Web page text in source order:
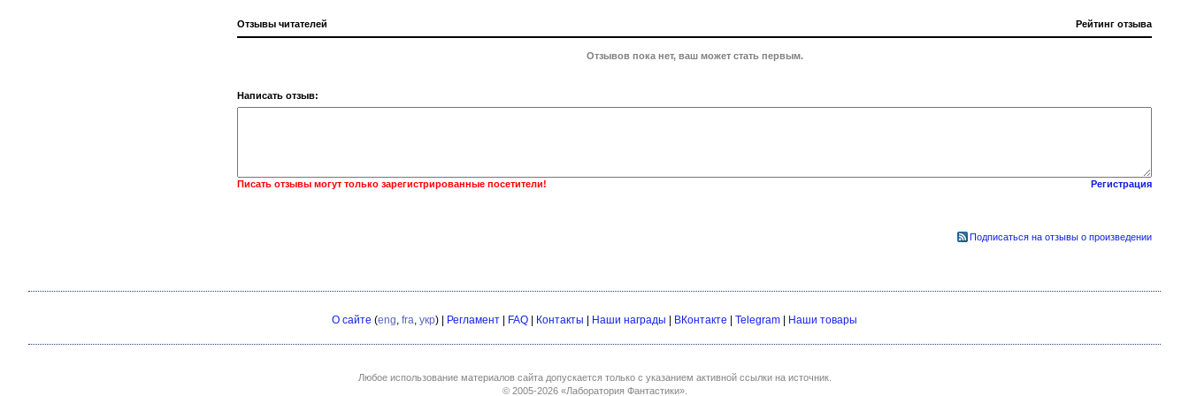
Отзывы читателей Рейтинг отзыва
Отзывов пока нет, ваш может стать первым.
Написать отзыв:
Писать отзывы могут только зарегистрированные посетители! Регистрация
Подписаться на отзывы о произведении
О сайте (eng, fra, укр) | Регламент FAQ Контакты Наши награды ВКонтакте Telegram Наши товары
Любое использование материалов сайта допускается только с указанием активной ссылки на источник.
© 2005-2026 «Лаборатория Фантастики».